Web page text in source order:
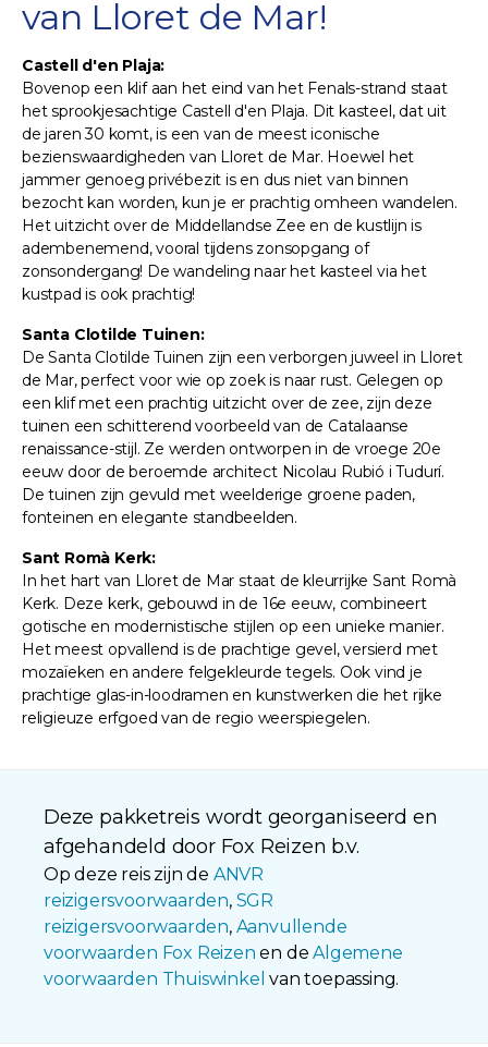
van Lloret de Mar!
Castell d'en Plaja:
Bovenop een klif aan het eind van het Fenals-strand staat
het sprookjesachtige Castell d'en Plaja. Dit kasteel, dat uit
de jaren 30 komt, is een van de meest iconische
bezienswaardigheden van Lloret de Mar. Hoewel het
jammer genoeg privébezit is en dus niet van binnen
bezocht kan worden, kun je er prachtig omheen wandelen.
Het uitzicht over de Middellandse Zee en de kustlijn is
adembenemend, vooral tijdens zonsopgang of
zonsondergang! De wandeling naar het kasteel via het
kustpad is ook prachtig!
Santa Clotilde Tuinen:
De Santa Clotilde Tuinen zijn een verborgen juweel in Lloret
de Mar, perfect voor wie op zoek is naar rust. Gelegen op
een klif met een prachtig uitzicht over de zee, zijn deze
tuinen een schitterend voorbeeld van de Catalaanse
renaissance-stijl. Ze werden ontworpen in de vroege 20e
eeuw door de beroemde architect Nicolau Rubió i Tudurí.
De tuinen zijn gevuld met weelderige groene paden,
fonteinen en elegante standbeelden.
Sant Romà Kerk:
In het hart van Lloret de Mar staat de kleurrijke Sant Romà
Kerk. Deze kerk, gebouwd in de 16e eeuw, combineert
gotische en modernistische stijlen op een unieke manier.
Het meest opvallend is de prachtige gevel, versierd met
mozaïeken en andere felgekleurde tegels. Ook vind je
prachtige glas-in-loodramen en kunstwerken die het rijke
religieuze erfgoed van de regio weerspiegelen.
Deze pakketreis wordt georganiseerd en
afgehandeld door Fox Reizen b.v.
Op deze reis zijn de ANVR
reizigersvoorwaarden, SGR
reizigersvoorwaarden, Aanvullende
voorwaarden Fox Reizen en deAlgemene
voorwaarden Thuiswinkel van toepassing.